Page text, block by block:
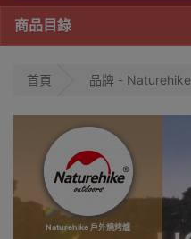
商品目錄
首頁 品牌 - Naturehike
Naturehike 戶外燒烤爐